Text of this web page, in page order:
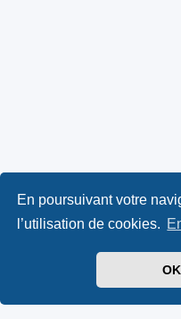
En poursuivant votre
l’utilisation de cookies.
OK